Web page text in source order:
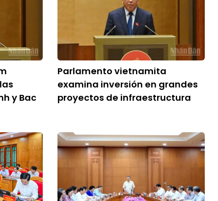
y Bac
Parlamento vietnamita
examina inversión en grandes
proyectos de infraestructura